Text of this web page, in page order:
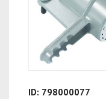
ID: 798000077